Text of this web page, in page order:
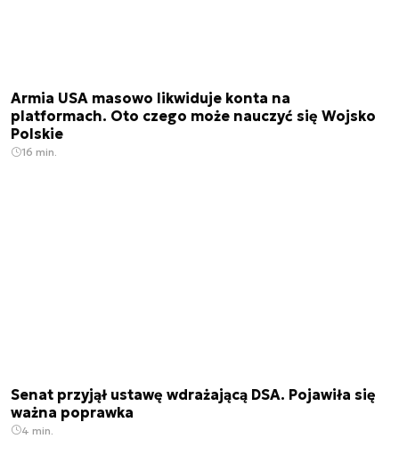
Armia USA masowo likwiduje konta na
platformach. Oto czego może nauczyć się Wojsko
Polskie
16 min.
Senat przyjął ustawę wdrażającą DSA. Pojawiła się
ważna poprawka
4 min.